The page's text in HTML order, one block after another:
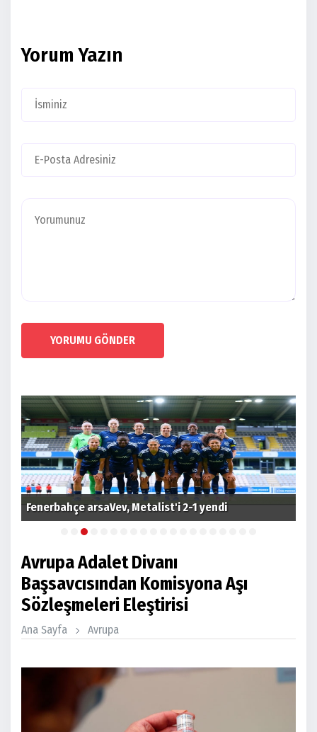
Yorum Yazın
YORUMU GÖNDER
Fenerbahçe arsaVev, Metalist'i 2-1 yendi
Avrupa Adalet Divanı
Başsavcısından Komisyona Aşı
Sözleşmeleri Eleştirisi
Ana Sayfa Avrupa